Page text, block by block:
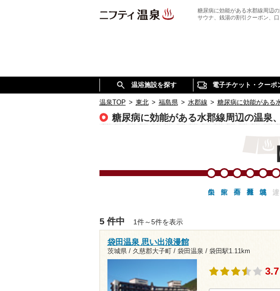
糖尿病に効能がある水郡線周辺
サウナ、銭湯の割引クーポン、
温浴施設を探す 電子チケット・クーポ
温泉TOP > 東北 > 福島県 > 水郡線 > 糖尿病に効能がある
糖尿病に効能がある水郡線周辺の温泉
5 件中 1件～5件を表示
袋田温泉 思い出浪漫館
茨城県 / 久慈郡大子町 / 袋田温泉 / 袋田駅1.11km